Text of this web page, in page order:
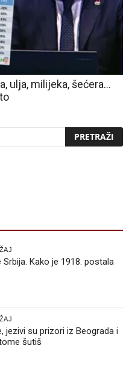
ulja, milijeka, šećera…
Srbija. Kako je 1918. postala
jezivi su prizori iz Beograda i
šutiš